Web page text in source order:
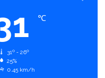
℃
31º - 26º
25%
0.45 km/h